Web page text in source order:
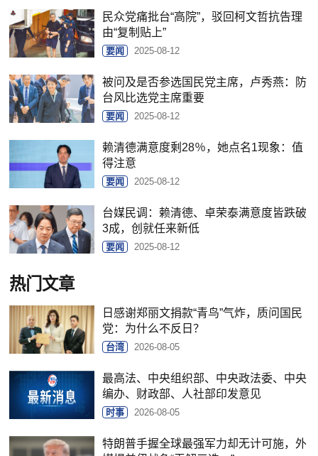
民众党痛批台“高院”，驳回柯文哲抗告理
由“复制贴上”
要闻 2025-08-12
被问及是否参选国民党主席，卢秀燕：防
台风比选党主席重要
要闻 2025-08-12
赖清德满意度剩28％，她点名1现象：值
得注意
要闻 2025-08-12
台媒民调：赖清德、卓荣泰满意度皆跌破
3成，创就任来新低
要闻 2025-08-12
热门文章
日感谢郑丽文捐款“青鸟”气炸，质问国民
党：为什么不反日？
台湾 2026-08-05
最高法、中央组织部、中央政法委、中央
编办、财政部、人社部印发意见
时事 2026-08-05
特朗普手握全球最强军力却无计可施，外